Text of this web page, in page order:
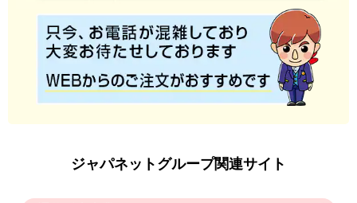
ジャパネットグループ関連サイト